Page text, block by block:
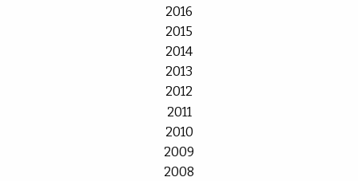
2016
2015
2014
2013
2012
2011
2010
2009
2008